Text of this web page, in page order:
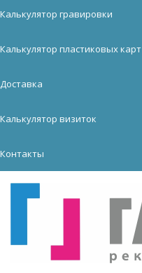
Калькулятор гравировки
Калькулятор пластиковых карт
Доставка
Калькулятор визиток
Контакты